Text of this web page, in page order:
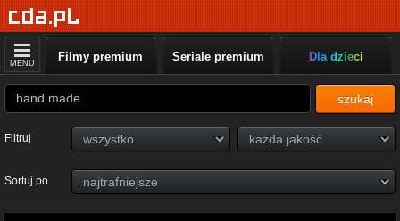
MENU Filmy premium Seriale premium Dla dzieci
szukaj
Filtruj
Sortuj po